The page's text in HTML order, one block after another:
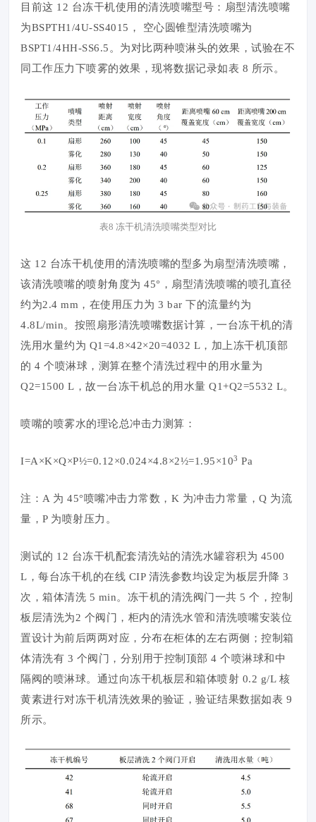
目前这 12 台冻干机使用的清洗喷嘴型号：扇型清洗喷嘴
为BSPTH1/4U-SS4015， 空心圆锥型清洗喷嘴为
BSPT1/4HH-SS6.5。为对比两种喷淋头的效果，试验在不
同工作压力下喷雾的效果，现将数据记录如表 8 所示。
表8 冻干机清洗喷嘴类型对比
这 12 台冻干机使用的清洗喷嘴的型多为扇型清洗喷嘴，
该清洗喷嘴的喷射角度为 45°，扇型清洗喷嘴的喷孔直径
约为2.4 mm，在使用压力为 3 bar 下的流量约为
4.8L/min。按照扇形清洗喷嘴数据计算，一台冻干机的清
洗用水量约为 Q1=4.8×42×20=4032 L，加上冻干机顶部
的 4 个喷淋球，测算在整个清洗过程中的用水量为
Q2=1500 L，故一台冻干机总的用水量 Q1+Q2=5532 L。
喷嘴的喷雾水的理论总冲击力测算：
I=A×K×Q×P½=0.12×0.024×4.8×2½=1.95×103 Pa
注：A 为 45°喷嘴冲击力常数，K 为冲击力常量，Q 为流
量，P 为喷射压力。
测试的 12 台冻干机配套清洗站的清洗水罐容积为 4500
L，每台冻干机的在线 CIP 清洗参数均设定为板层升降 3
次，箱体清洗 5 min。冻干机的清洗阀门一共 5 个，控制
板层清洗为2 个阀门，柜内的清洗水管和清洗喷嘴安装位
置设计为前后两两对应，分布在柜体的左右两侧；控制箱
体清洗有 3 个阀门，分别用于控制顶部 4 个喷淋球和中
隔阀的喷淋球。通过向冻干机板层和箱体喷射 0.2 g/L 核
黄素进行对冻干机清洗效果的验证，验证结果数据如表 9
所示。